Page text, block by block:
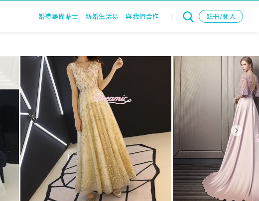
婚禮籌備貼士 新婚生活易 與我們合作 | 註冊/登入